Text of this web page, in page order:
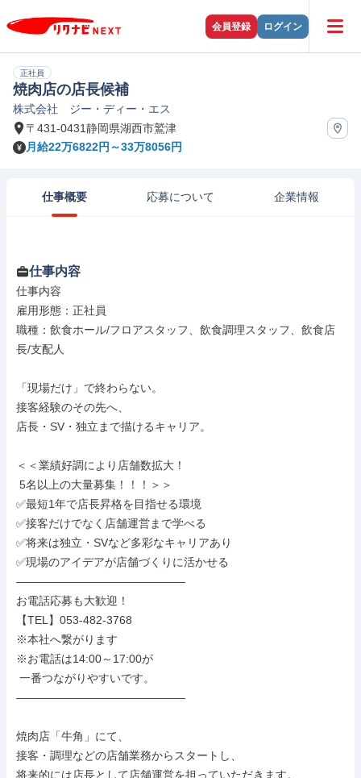
会員登録 ログイン
正社員
焼肉店の店長候補
株式会社 ジー・ディー・エス
〒431-0431静岡県湖西市鷲津
月給22万6822円～33万8056円
仕事概要 応募について 企業情報
仕事内容
仕事内容
雇用形態：正社員
職種：飲食ホール/フロアスタッフ、飲食調理スタッフ、飲食店
長/支配人
「現場だけ」で終わらない。
接客経験のその先へ、
店長・SV・独立まで描けるキャリア。
＜＜業績好調により店舗数拡大！
✅最短1年で店長昇格を目指せる環境
✅接客だけでなく店舗運営まで学べる
✅将来は独立・SVなど多彩なキャリアあり
✅現場のアイデアが店舗づくりに活かせる
―――――――――――――――
お電話応募も大歓迎！
【TEL】053-482-3768
※本社へ繋がります
※お電話は14:00～17:00が
―――――――――――――――
焼肉店「牛角」にて、
接客・調理などの店舗業務からスタートし、
将来的には店長として店舗運営を担っていただきます。